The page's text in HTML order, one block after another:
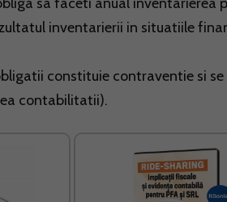
inventarierii in situatiile
constituie contraventie si
contabilitatii).